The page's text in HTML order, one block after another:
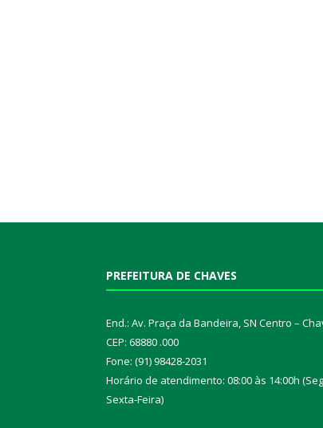
PREFEITURA DE CHAVES
End.: Av. Praça da Bandeira, SN Centro –
CEP: 68880 .000
Fone: (91) 98428-2031
Horário de atendimento: 08:00 às 14:00h
Sexta-Feira)